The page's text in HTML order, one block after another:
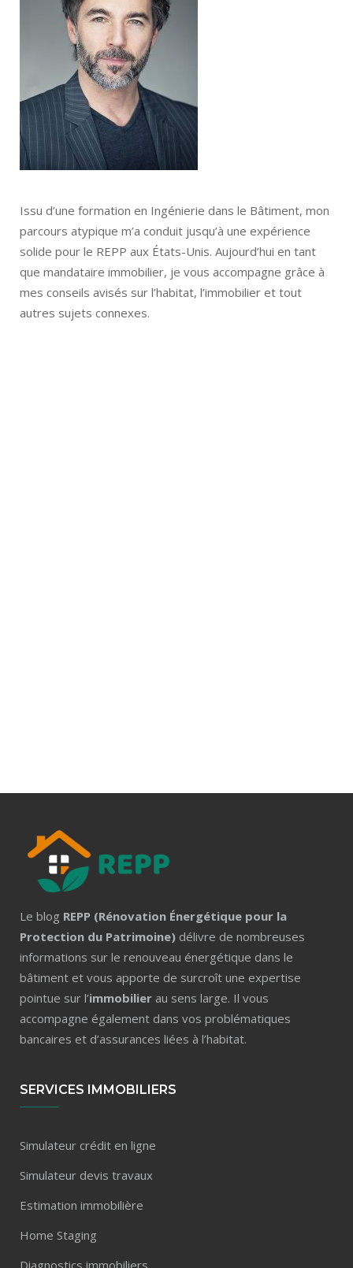
Issu d’une formation en Ingénierie dans le Bâtiment, mon
parcours atypique m’a conduit jusqu’à une expérience
solide pour le REPP aux États-Unis. Aujourd’hui en tant
que mandataire immobilier, je vous accompagne grâce à
mes conseils avisés sur l’habitat, l’immobilier et tout
autres sujets connexes.
Le blog REPP (Rénovation Énergétique pour la
Protection du Patrimoine) délivre de nombreuses
informations sur le renouveau énergétique dans le
bâtiment et vous apporte de surcroît une expertise
pointue sur l’immobilier au sens large. Il vous
accompagne également dans vos problématiques
bancaires et d’assurances liées à l’habitat.
SERVICES IMMOBILIERS
Simulateur crédit en ligne
Simulateur devis travaux
Estimation immobilière
Home Staging
Diagnostics immobiliers